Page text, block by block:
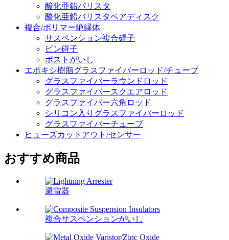
酸化亜鉛バリスタ
酸化亜鉛バリスタベアディスク
複合/ポリマー絶縁体
サスペンション複合碍子
ピン碍子
ポストがいし
エポキシ樹脂グラスファイバーロッド/チューブ
グラスファイバーラウンドロッド
グラスファイバースクエアロッド
グラスファイバー六角ロッド
シリコン入りグラスファイバーロッド
グラスファイバーチューブ
ヒューズカットアウト/センサー
おすすめ商品
避雷器
複合サスペンションがいし